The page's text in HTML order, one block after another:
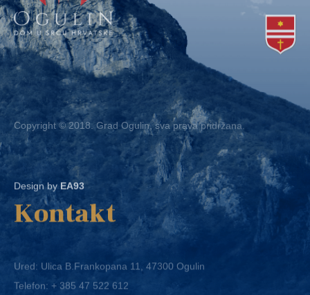
Copyright © 2018. Grad Ogulin, sva prava pridržana.
Design by EA93
Kontakt
Telefon:+ 385 47 522 612
Telefaks:+ 385 47 522 821